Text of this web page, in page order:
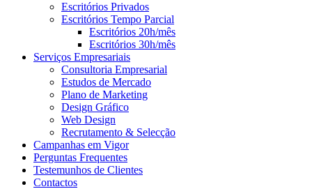
Escritórios Privados
Escritórios Tempo Parcial
Escritórios 20h/mês
Escritórios 30h/mês
Serviços Empresariais
Consultoria Empresarial
Estudos de Mercado
Plano de Marketing
Design Gráfico
Web Design
Recrutamento & Selecção
Campanhas em Vigor
Perguntas Frequentes
Testemunhos de Clientes
Contactos